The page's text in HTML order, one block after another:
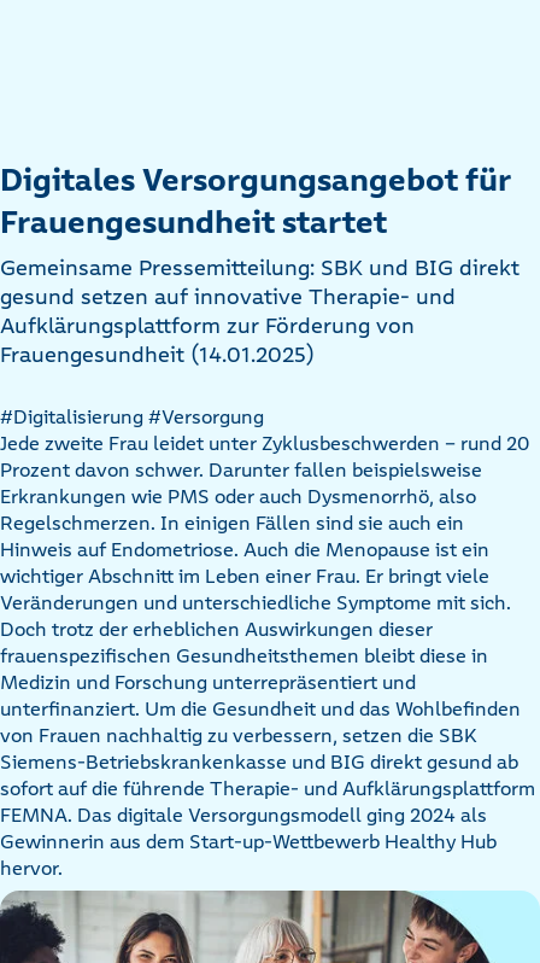
Digitales Versorgungsangebot für
Frauengesundheit startet
Gemeinsame Pressemitteilung: SBK und BIG direkt
gesund setzen auf innovative Therapie- und
Aufklärungsplattform zur Förderung von
Frauengesundheit (14.01.2025)
#Digitalisierung #Versorgung
Jede zweite Frau leidet unter Zyklusbeschwerden – rund 20
Prozent davon schwer. Darunter fallen beispielsweise
Erkrankungen wie PMS oder auch Dysmenorrhö, also
Regelschmerzen. In einigen Fällen sind sie auch ein
Hinweis auf Endometriose. Auch die Menopause ist ein
wichtiger Abschnitt im Leben einer Frau. Er bringt viele
Veränderungen und unterschiedliche Symptome mit sich.
Doch trotz der erheblichen Auswirkungen dieser
frauenspezifischen Gesundheitsthemen bleibt diese in
Medizin und Forschung unterrepräsentiert und
unterfinanziert. Um die Gesundheit und das Wohlbefinden
von Frauen nachhaltig zu verbessern, setzen die SBK
Siemens-Betriebskrankenkasse und BIG direkt gesund ab
sofort auf die führende Therapie- und Aufklärungsplattform
FEMNA. Das digitale Versorgungsmodell ging 2024 als
Gewinnerin aus dem Start-up-Wettbewerb Healthy Hub
hervor.